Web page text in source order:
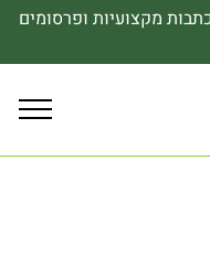
מקצועיות ופרסומים